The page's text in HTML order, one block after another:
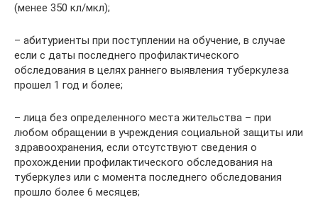
(менее 350 кл/мкл);
– абитуриенты при поступлении на обучение, в случае
если с даты последнего профилактического
обследования в целях раннего выявления туберкулеза
прошел 1 год и более;
– лица без определенного места жительства – при
любом обращении в учреждения социальной защиты или
здравоохранения, если отсутствуют сведения о
прохождении профилактического обследования на
туберкулез или с момента последнего обследования
прошло более 6 месяцев;